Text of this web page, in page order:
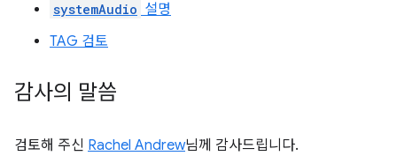
systemAudio 설명
TAG 검토
감사의 말씀
검토해 주신 Rachel Andrew님께 감사드립니다.